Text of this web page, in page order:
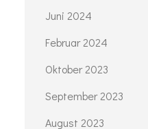
Juni 2024
Februar 2024
Oktober 2023
September 2023
August 2023